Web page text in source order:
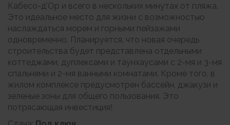
Кабесо-д'Ор и всего в нескольких минутах от пляжа.
Это идеальное место для жизни с возможностью
наслаждаться морем и горными пейзажами
одновременно. Планируется, что новая очередь
строительства будет представлена отдельными
коттеджами, дуплексами и таунхаусами с 2-мя и 3-мя
спальнями и 2-мя ванными комнатами. Кроме того, в
жилом комплексе предусмотрен бассейн, джакузи и
зеленые зоны для общего пользования. Это
потрясающая инвестиция!